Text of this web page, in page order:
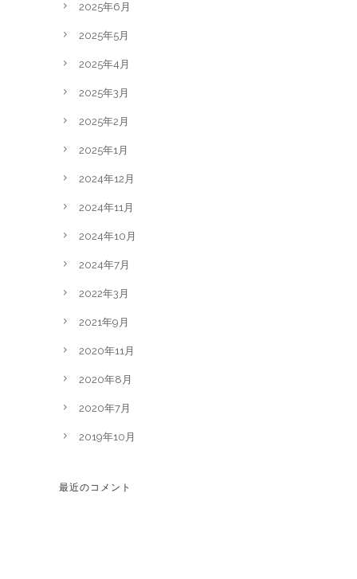
2025年6月
2025年5月
2025年4月
2025年3月
2025年2月
2025年1月
2024年12月
2024年11月
2024年10月
2024年7月
2022年3月
2021年9月
2020年11月
2020年8月
2020年7月
2019年10月
最近のコメント